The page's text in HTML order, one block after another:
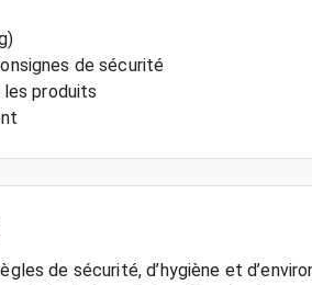
de sécurité
produits
de sécurité, d’hygiène et